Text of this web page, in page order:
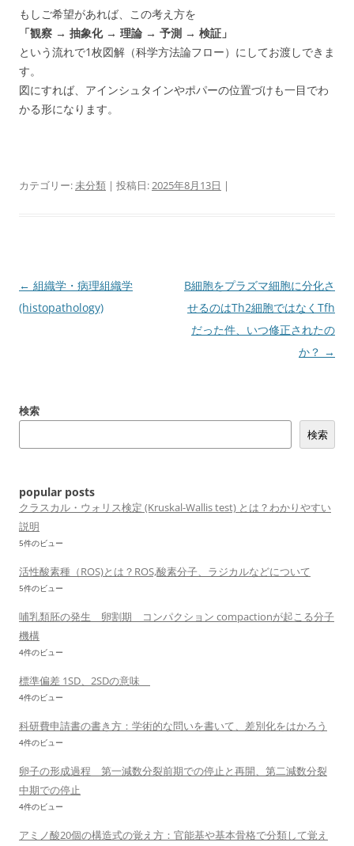
もしご希望があれば、この考え方を
「観察 → 抽象化 → 理論 → 予測 → 検証」
という流れで1枚図解（科学方法論フロー）にしてお渡しできま
す。
図にすれば、アインシュタインやポパーの位置づけも一目でわ
かる形になります。
カテゴリー:未分類 | 投稿日:2025年8月13日 |
投
稿
シ
← 組織学・病理組織学
(histopathology)
B細胞をプラズマ細胞に分化さ
せるのはTh2細胞ではなくTfh
だった件、いつ修正されたの
か？ →
検索
検索
popular posts
クラスカル・ウォリス検定 (Kruskal-Wallis test) とは？わかりやすい
説明
5件のビュー
活性酸素種（ROS)とは？ROS,酸素分子、ラジカルなどについて
5件のビュー
哺乳類胚の発生 卵割期 コンパクション compactionが起こる分子
機構
4件のビュー
標準偏差 1SD、2SDの意味
4件のビュー
科研費申請書の書き方：学術的な問いを書いて、差別化をはかろう
4件のビュー
卵子の形成過程 第一減数分裂前期での停止と再開、第二減数分裂
中期での停止
4件のビュー
アミノ酸20個の構造式の覚え方：官能基や基本骨格で分類して覚え